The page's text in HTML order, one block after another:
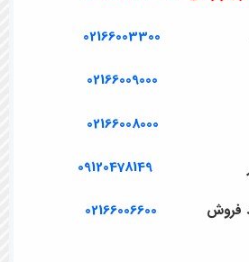
02166003300
02166009000
02166008000
09120478149
فروش 02166006600